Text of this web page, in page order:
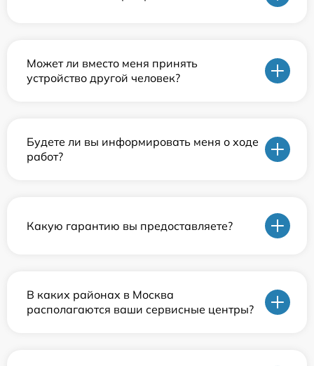
Может ли вместо меня принять
устройство другой человек?
Будете ли вы информировать меня о ходе
работ?
Какую гарантию вы предоставляете?
В каких районах в Москва
располагаются ваши сервисные центры?